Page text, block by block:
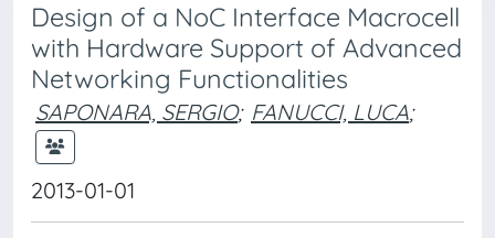
Design of a NoC Interface Macrocell
with Hardware Support of Advanced
Networking Functionalities
SAPONARA, SERGIO; FANUCCI, LUCA;
2013-01-01